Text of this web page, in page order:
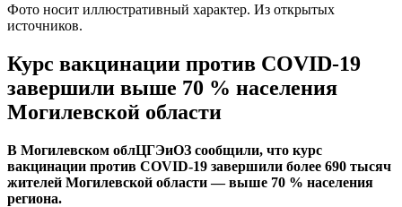
Фото носит иллюстративный характер. Из открытых
источников.
Курс вакцинации против COVID-19
завершили выше 70 % населения
Могилевской области
В Могилевском облЦГЭиОЗ сообщили, что курс
вакцинации против COVID-19 завершили более 690 тысяч
жителей Могилевской области — выше 70 % населения
региона.